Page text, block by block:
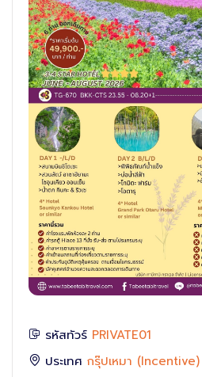
เวียดนาม
รัสเซีย
ตุรกี
ไต้หวัน
พม่า
นิวซีแลนด์
ตะวันออกกลาง
สิงคโปร์
กรุ๊ปครอบครัว
กรุ๊ปท่องเที่ยวประจำปี
กรุ๊ปส่งเสริมการขาย
เกี่ยวกับเรา
ติดต่อเรา
รหัสทัวร์ PRIVATE01
ประเทศ กรุ๊ปเหมา (Incentive)